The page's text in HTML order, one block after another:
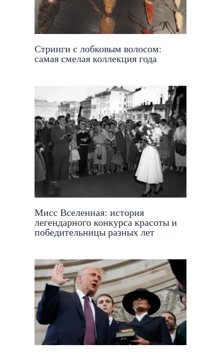
Стринги с лобковым волосом:
самая смелая коллекция года
Мисс Вселенная: история
легендарного конкурса красоты и
победительницы разных лет